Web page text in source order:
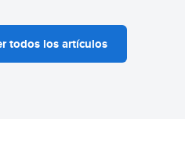
todos los artículos